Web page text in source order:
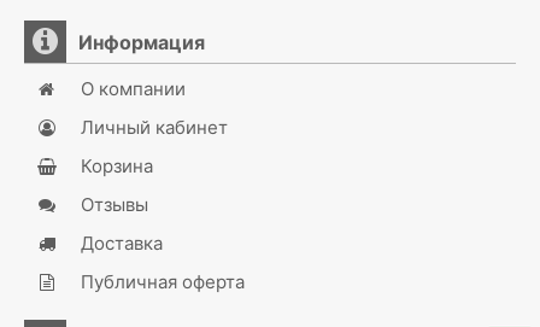
Информация
О компании
Личный кабинет
Корзина
Отзывы
Доставка
Публичная оферта